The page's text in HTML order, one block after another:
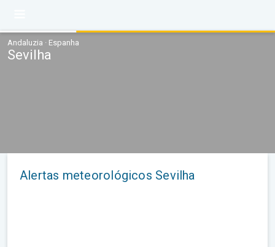
Andaluzia · Espanha
Sevilha
Alertas meteorológicos Sevilha